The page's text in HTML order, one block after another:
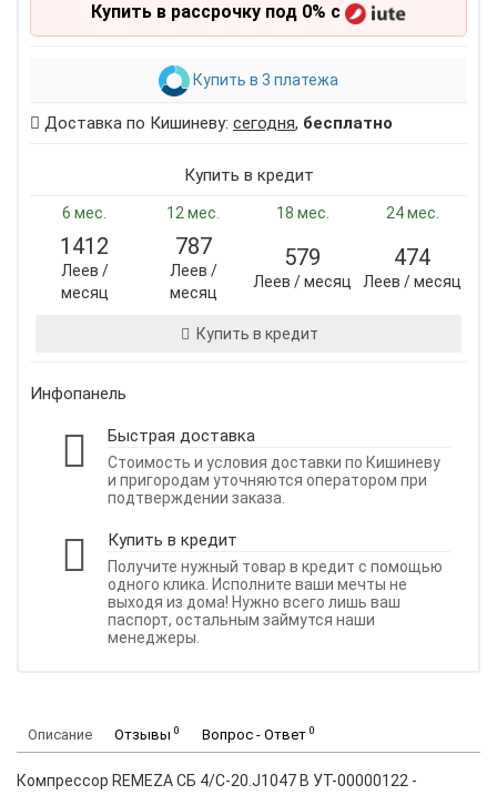
Купить в рассрочку под 0% с
Купить в 3 платежа
Доставка по Кишиневу: сегодня, бесплатно
Купить в кредит
6 мес. 12 мес. 18 мес. 24 мес.
1412
Леев /
месяц
787
Леев /
месяц
579
Леев / месяц
474
Леев / месяц
Купить в кредит
Инфопанель
Быстрая доставка
Стоимость и условия доставки по Кишиневу
и пригородам уточняются оператором при
подтверждении заказа.
Купить в кредит
Получите нужный товар в кредит с помощью
одного клика. Исполните ваши мечты не
выходя из дома! Нужно всего лишь ваш
паспорт, остальным займутся наши
менеджеры.
Описание Отзывы 0 Вопрос - Ответ 0
Компрессор REMEZA СБ 4/С-20.J1047 В УТ-00000122 -